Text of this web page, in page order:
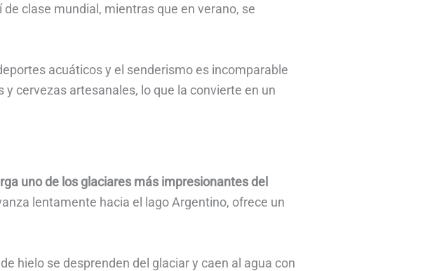
clase mundial, mientras que en verano, se
acuáticos y el senderismo es incomparable
cervezas artesanales, lo que la convierte en un
uno de los glaciares más impresionantes del
lentamente hacia el lago Argentino, ofrece un
hielo se desprenden del glaciar y caen al agua con